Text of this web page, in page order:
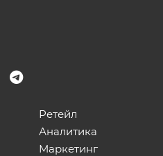
Ретейл
Аналитика
Маркетинг